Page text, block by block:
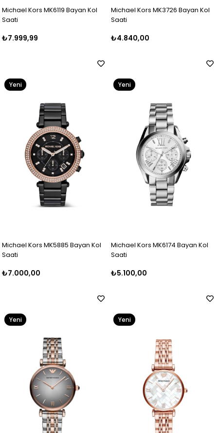
Michael Kors MK6119 Bayan Kol
Saati
₺7.999,99
Michael Kors MK3726 Bayan Kol
Saati
₺4.840,00
Michael Kors MK5885 Bayan Kol
Saati
₺7.000,00
Yeni
Michael Kors MK6174 Bayan Kol
Saati
₺5.100,00
Yeni
Yeni
Yeni